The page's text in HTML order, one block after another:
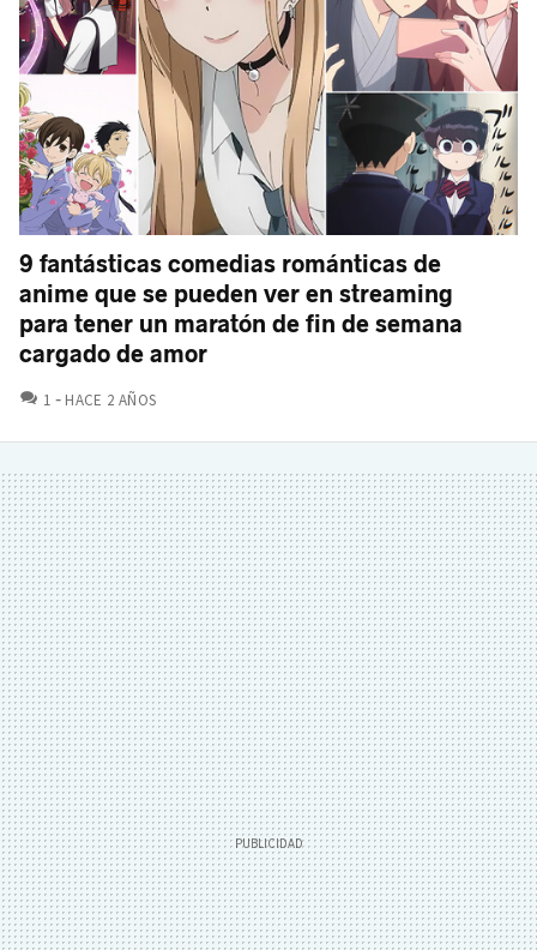
9 fantásticas comedias románticas de
anime que se pueden ver en streaming
para tener un maratón de fin de semana
cargado de amor
1 COMENTARIOS
HACE 2 AÑOS